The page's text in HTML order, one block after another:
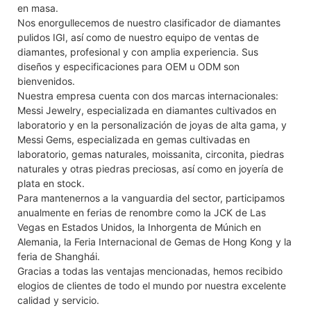
en masa.
Nos enorgullecemos de nuestro clasificador de diamantes
pulidos IGI, así como de nuestro equipo de ventas de
diamantes, profesional y con amplia experiencia. Sus
diseños y especificaciones para OEM u ODM son
bienvenidos.
Nuestra empresa cuenta con dos marcas internacionales:
Messi Jewelry, especializada en diamantes cultivados en
laboratorio y en la personalización de joyas de alta gama, y ​​
Messi Gems, especializada en gemas cultivadas en
laboratorio, gemas naturales, moissanita, circonita, piedras
naturales y otras piedras preciosas, así como en joyería de
plata en stock.
Para mantenernos a la vanguardia del sector, participamos
anualmente en ferias de renombre como la JCK de Las
Vegas en Estados Unidos, la Inhorgenta de Múnich en
Alemania, la Feria Internacional de Gemas de Hong Kong y la
feria de Shanghái.
Gracias a todas las ventajas mencionadas, hemos recibido
elogios de clientes de todo el mundo por nuestra excelente
calidad y servicio.